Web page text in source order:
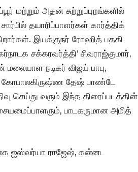
மற்றும் அதன் சுற்றுப்புறங்களில்
தயாரிப்பாளர்கள் கார்த்திக்
இயக்குநர் ரோஹித் பதகி
சக்கரவர்த்தி’ சிவராஜ்குமார்,
நடிகர் விஜய் பாபு,
கோபாலகிருஷ்ண தேஷ் பாண்டே
செய்து வரும் இந்த திரைப்படத்தின்
பாடகருமான அமித்
ஐஸ்வர்யா ராஜேஷ், கன்னட